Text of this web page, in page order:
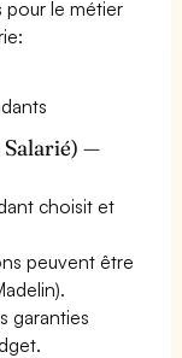
pour le métier
Salarié) —
choisit et
peuvent être
garanties